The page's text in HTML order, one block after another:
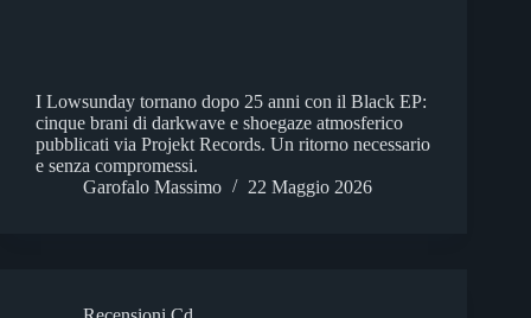
I Lowsunday tornano dopo 25 anni con il Black EP:
cinque brani di darkwave e shoegaze atmosferico
pubblicati via Projekt Records. Un ritorno necessario
e senza compromessi.
Garofalo Massimo
22 Maggio 2026